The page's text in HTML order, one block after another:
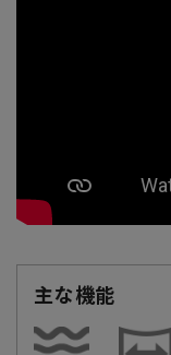
主な機能